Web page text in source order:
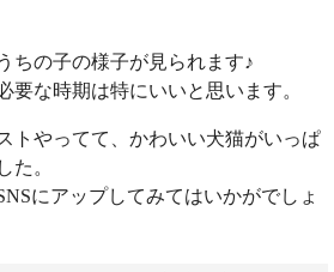
ちの子の様子が見られます♪
要な時期は特にいいと思います。
トやってて、かわいい犬猫がいっぱ
た。
にアップしてみてはいかがでしょ